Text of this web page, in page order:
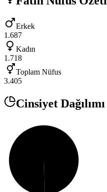
Erkek
1.687
Kadın
1.718
Toplam Nüfus
3.405
Cinsiyet Dağılımı